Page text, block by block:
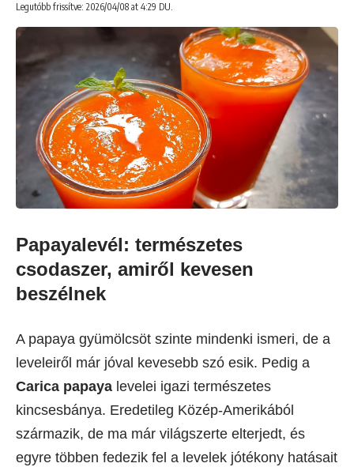
Legutóbb frissítve: 2026/04/08 at 4:29 DU.
Papayalevél: természetes
csodaszer, amiről kevesen
beszélnek
A papaya gyümölcsöt szinte mindenki ismeri, de a
leveleiről már jóval kevesebb szó esik. Pedig a
Carica papaya levelei igazi természetes
kincsesbánya. Eredetileg Közép-Amerikából
származik, de ma már világszerte elterjedt, és
egyre többen fedezik fel a levelek jótékony hatásait